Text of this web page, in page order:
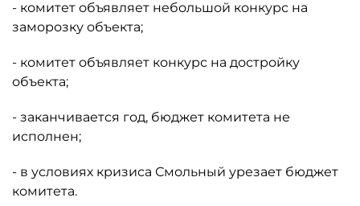
- комитет объявляет небольшой конкурс на
заморозку объекта;
- комитет объявляет конкурс на достройку
объекта;
- заканчивается год, бюджет комитета не
исполнен;
- в условиях кризиса Смольный урезает бюджет
комитета.